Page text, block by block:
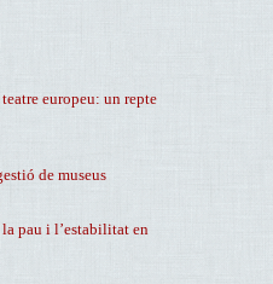
europeu: un repte
de museus
pau i l’estabilitat en